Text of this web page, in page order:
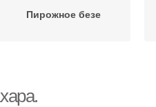
Пирожное безе